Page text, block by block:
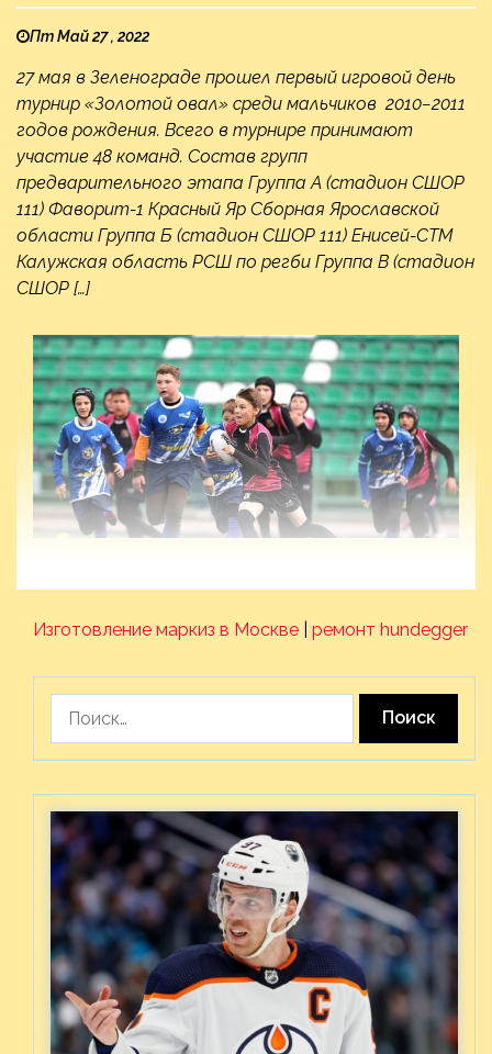
Пт Май 27 , 2022
27 мая в Зеленограде прошел первый игровой день
турнир «Золотой овал» среди мальчиков 2010−2011
годов рождения. Всего в турнире принимают
участие 48 команд. Состав групп
предварительного этапа Группа А (стадион СШОР
111) Фаворит-1 Красный Яр Сборная Ярославской
области Группа Б (стадион СШОР 111) Енисей-СТМ
Калужская область РСШ по регби Группа В (стадион
СШОР […]
Изготовление маркиз в Москве ремонт hundegger